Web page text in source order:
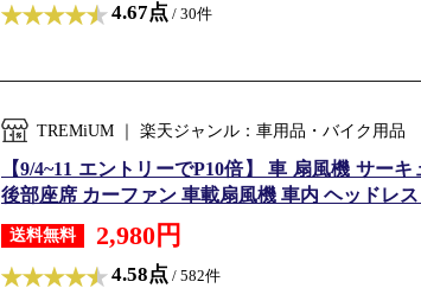
4.67点 / 30件
TREMiUM ｜ 楽天ジャンル：車用品・バイク用品
【9/4~11 エントリーでP10倍】 車 扇風機 サー
後部座席 カーファン 車載扇風機 車内 ヘッドレ
送料無料 2,980円
4.58点 / 582件